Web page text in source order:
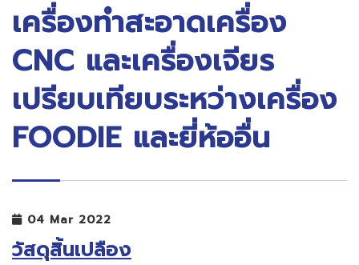
เครื่องทำสะอาดเครื่อง
CNC และเครื่องเจียร
เปรียบเทียบระหว่างเครื่อง
FOODIE และยี่ห้ออื่น
04 Mar 2022
วัสดุสิ้นเปลือง